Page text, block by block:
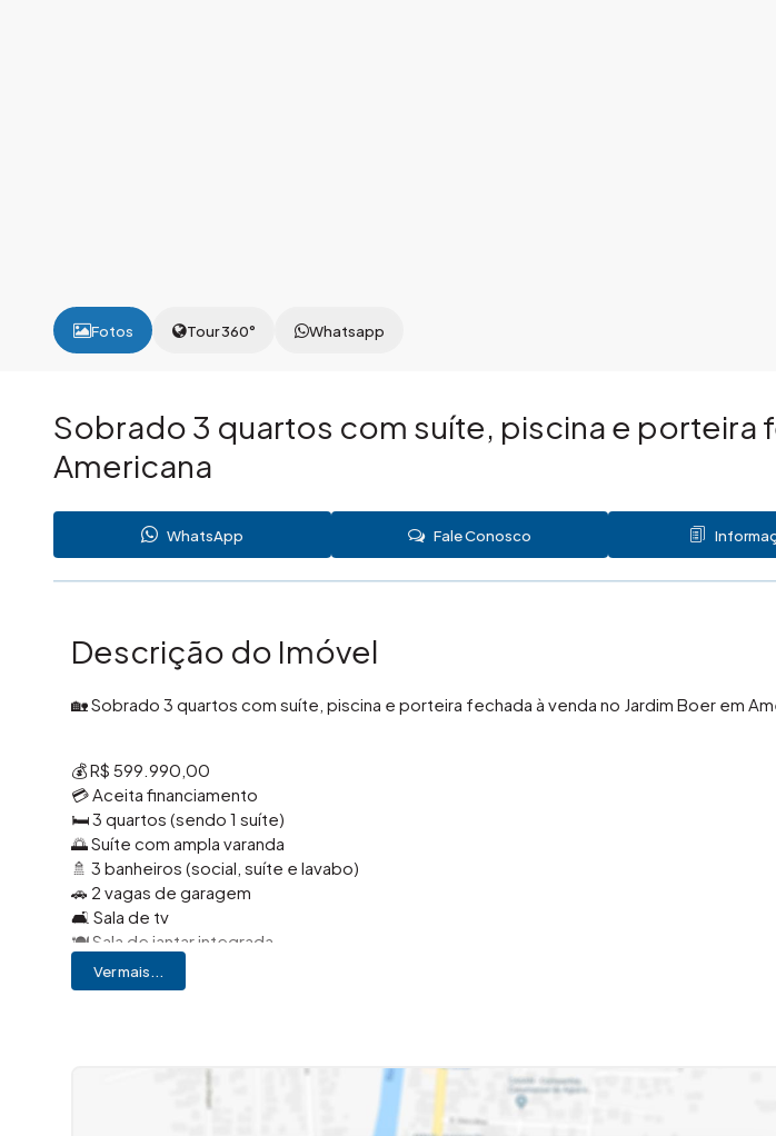
Fotos Tour 360° Whatsapp
Sobrado 3 quartos com suíte, piscina e porteira
Americana
WhatsApp Fale Conosco
Descrição do Imóvel
🏡 Sobrado 3 quartos com suíte, piscina e porteira fechada à venda no Jardim Boer em
💰 R$ 599.990,00
💳 Aceita financiamento
🛏️ 3 quartos (sendo 1 suíte)
🌅 Suíte com ampla varanda
🚿 3 banheiros (social, suíte e lavabo)
🚗 2 vagas de garagem
🛋️ Sala de tv
🍽️ Sala de jantar integrada
👨‍🍳 Cozinha funcional
🍖 Espaço gourmet
🛋️ Porteira fechada (mobília e eletrodomésticos inclusos)
✨ Pronto para morar
Ver mais...